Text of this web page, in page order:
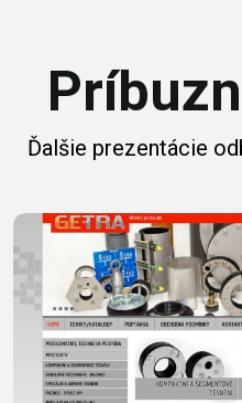
Ďalšie prezentácie